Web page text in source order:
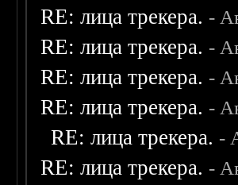
RE: лица трекера. -
RE: лица трекера. -
RE: лица трекера. -
RE: лица трекера. -
RE: лица трекера. -
RE: лица трекера. -